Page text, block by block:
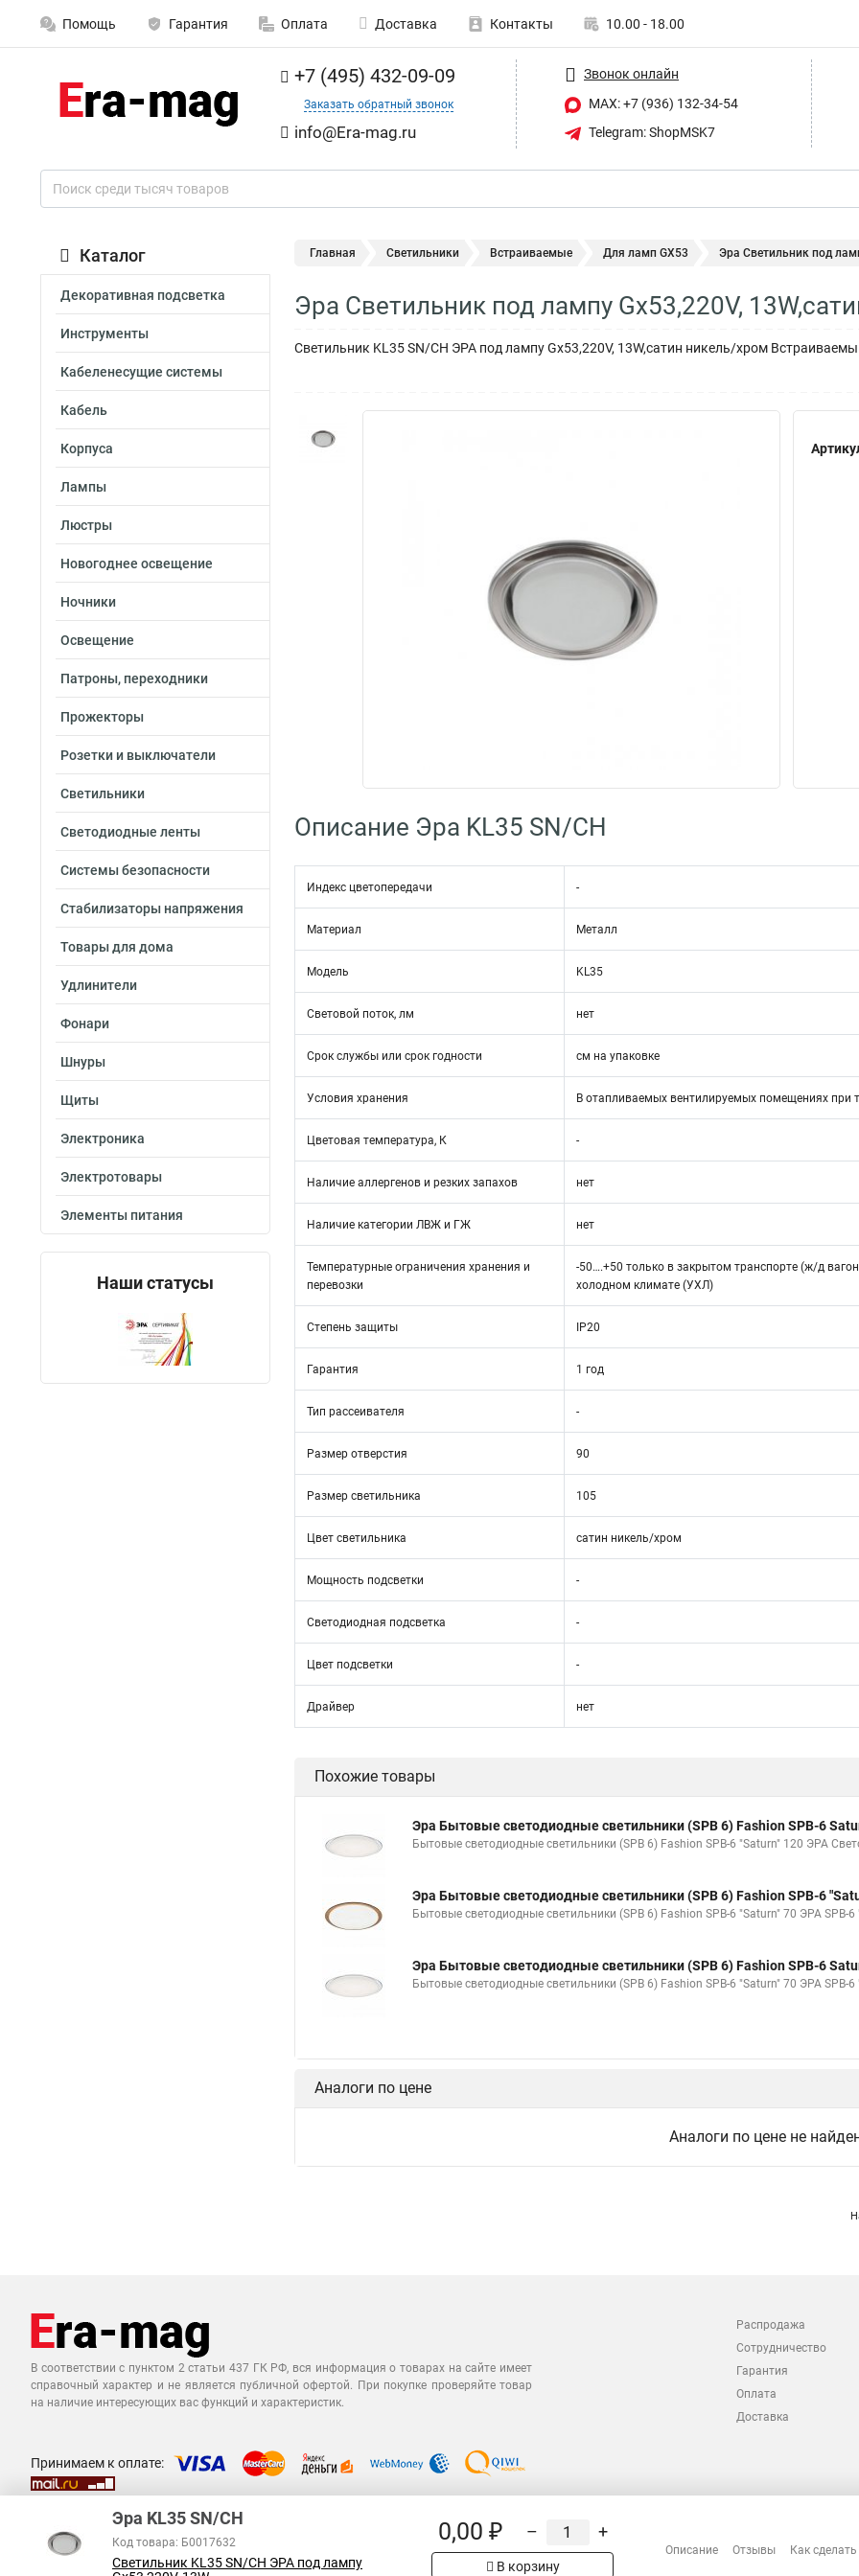
Помощь Гарантия Оплата Доставка Контакты 10.00 - 18.00
+7 (495) 432-09-09
Заказать обратный звонок
info@Era-mag.ru
Звонок онлайн
MAX: +7 (936) 132-34-54
Telegram: ShopMSK7
Каталог
Декоративная подсветка
Инструменты
Кабеленесущие системы
Кабель
Корпуса
Лампы
Люстры
Новогоднее освещение
Ночники
Освещение
Патроны, переходники
Прожекторы
Розетки и выключатели
Светильники
Светодиодные ленты
Системы безопасности
Стабилизаторы напряжения
Товары для дома
Удлинители
Фонари
Шнуры
Щиты
Электроника
Электротовары
Элементы питания
Наши статусы
Главная Светильники Встраиваемые Для ламп GX53 Эра Светильник под
Эра Светильник под лампу Gx53,220V,
Светильник KL35 SN/CH ЭРА под лампу Gx53,220V, 13W,сатин никель/хром
Описание Эра KL35 SN/CH
Индекс цветопередачи -
Материал Металл
Модель KL35
Световой поток, лм нет
Срок службы или срок годности см на упаковке
Условия хранения В отапливаемых вентилируемых помещениях при
Цветовая температура, К -
Наличие аллергенов и резких запахов нет
Наличие категории ЛВЖ и ГЖ нет
Температурные ограничения хранения и
перевозки
-50….+50 только в закрытом транспорте (ж/д
холодном климате (УХЛ)
Степень защиты IP20
Гарантия 1 год
Тип рассеивателя -
Размер отверстия 90
Размер светильника 105
Цвет светильника сатин никель/хром
Мощность подсветки -
Светодиодная подсветка -
Цвет подсветки -
Драйвер нет
Похожие товары
Эра Бытовые светодиодные светильники (SPB 6) Fashion SPB-6
Бытовые светодиодные светильники (SPB 6) Fashion SPB-6 "Saturn" 120 ЭРА
Эра Бытовые светодиодные светильники (SPB 6) Fashion SPB-6
Бытовые светодиодные светильники (SPB 6) Fashion SPB-6 "Saturn" 70 ЭРА
Эра Бытовые светодиодные светильники (SPB 6) Fashion SPB-6
Бытовые светодиодные светильники (SPB 6) Fashion SPB-6 "Saturn" 70 ЭРА
Аналоги по цене
Аналоги по цене не
В соответствии с пунктом 2 статьи 437 ГК РФ, вся информация о товарах на сайте имеет
справочный характер и не является публичной офертой. При покупке проверяйте товар
на наличие интересующих вас функций и характеристик.
Распродажа
Сотрудничество
Гарантия
Оплата
Доставка
Принимаем к оплате:
Эра KL35 SN/CH
Код товара: Б0017632
Светильник KL35 SN/CH ЭРА под лампу
0,00 ₽ – +
В корзину
Описание Отзывы Как сделать